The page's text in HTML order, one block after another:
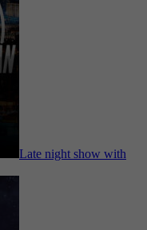
Late night show with